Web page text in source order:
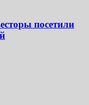
посетили